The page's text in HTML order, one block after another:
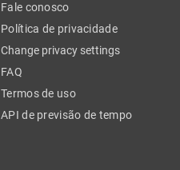
Fale conosco
Política de privacidade
Change privacy settings
FAQ
Termos de uso
API de previsão de tempo